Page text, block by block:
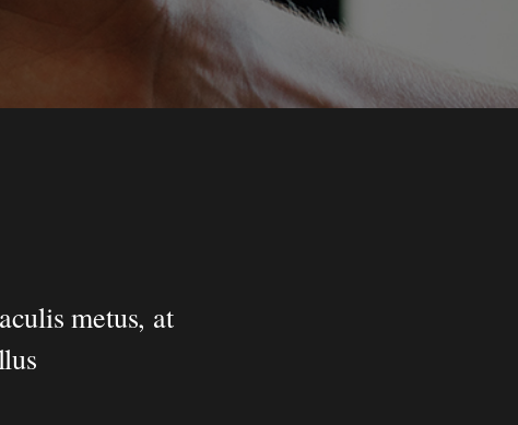
metus, at